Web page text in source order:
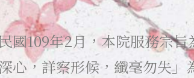
國109年2月，本院服務宗
心，詳察形候，纖毫勿失